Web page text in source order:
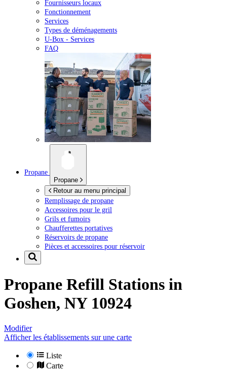
Fournisseurs locaux
Fonctionnement
Services
Types de déménagements
U-Box - Services
FAQ
Propane
Propane
Retour au menu principal
Remplissage de propane
Accessoires pour le gril
Grils et fumoirs
Chaufferettes portatives
Réservoirs de propane
Pièces et accessoires pour réservoir
Propane Refill Stations in
Goshen, NY 10924
Modifier
Afficher les établissements sur une carte
Liste
Carte